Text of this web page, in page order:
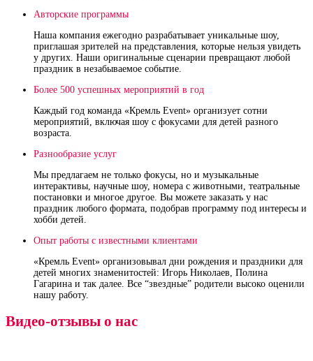
Авторские программы
Наша компания ежегодно разрабатывает уникальные шоу,
приглашая зрителей на представления, которые нельзя увидеть
у других. Наши оригинальные сценарии превращают любой
праздник в незабываемое событие.
Более 500 успешных мероприятий в год
Каждый год команда «Кремль Event» организует сотни
мероприятий, включая шоу с фокусами для детей разного
возраста.
Разнообразие услуг
Мы предлагаем не только фокусы, но и музыкальные
интерактивы, научные шоу, номера с животными, театральные
постановки и многое другое. Вы можете заказать у нас
праздник любого формата, подобрав программу под интересы и
хобби детей.
Опыт работы с известными клиентами
«Кремль Event» организовывал дни рождения и праздники для
детей многих знаменитостей: Игорь Николаев, Полина
Гагарина и так далее. Все “звездные” родители высоко оценили
нашу работу.
Видео-отзывы о нас